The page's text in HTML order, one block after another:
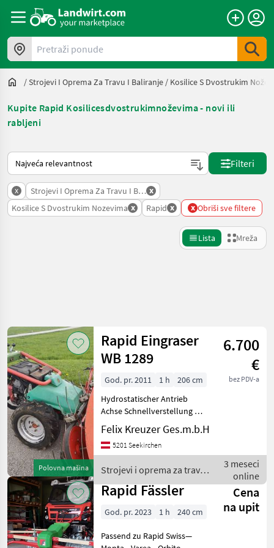
Pretraži ponude
/Strojevi I Oprema Za Travu I Baliranje / Kosilice S Dvostrukim
Kupite Rapid Kosilicesdvostrukimnoževima - novi ili
rabljeni
Način na koji sortira Landwirt.com
Filteri
x Strojevi I Oprema Za Travu I Baliranje
x
Kosilice S Dvostrukim Nozevima x Rapid x x Obriši sve filtere
Lista Mreža
Kategorija 4 Država Filteri
TRENUTNA
PUTANJA
Poljoprivredna
tehnika
Strojevi I
Oprema
Za Travu I
Baliranje
Kosilice S
Dvostrukim
Nozevima
Rapid
IZABERITE
Resetuj
Prikaži 3
rezultata
Polovna mašina
Rapid Eingraser
WB 1289
6.700
€
bez PDV-a
God. pr. 2011 1 h
206 cm
Hydrostatischer Antrieb
Achse Schnellverstellung 2
Antriebsgeschwindigkeiten
für Anbauwerkzeuge
Zustand Sehr Gut 2025 Alle
Messerbalken
Felix Kreuzer Ges.m.b.H
5201 Seekirchen
Strojevi i oprema za travu i
baliranje / Rapid
3 meseci
online
Rapid Fässler
Cena
na upit
God. pr. 2023 1 h 240 cm
Passend zu Rapid Swiss—